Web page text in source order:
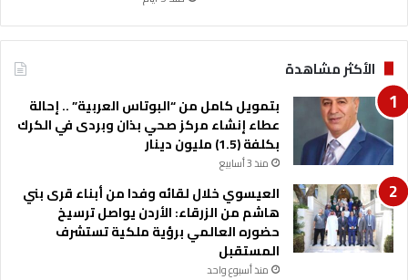
ة
الأكثر مشاهدة
بتمويل كامل من “البوتاس العربية” .. إحالة
عطاء إنشاء مركز صحي بذان وبردى في الكرك
بكلفة (1.5) مليون دينار
منذ 3 أسابيع
العيسوي خلال لقائه وفدا من أبناء قرى بني
هاشم من الزرقاء: الأردن يواصل ترسيخ
حضوره العالمي برؤية ملكية تستشرف
المستقبل
منذ أسبوع واحد